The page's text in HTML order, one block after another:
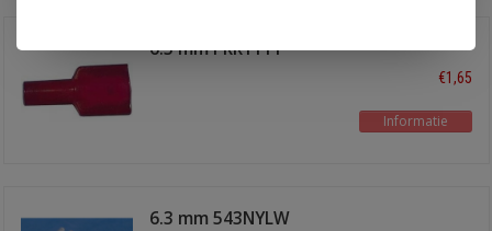
6.3 mm PRR1111
€1,65
Informatie
6.3 mm 543NYLW